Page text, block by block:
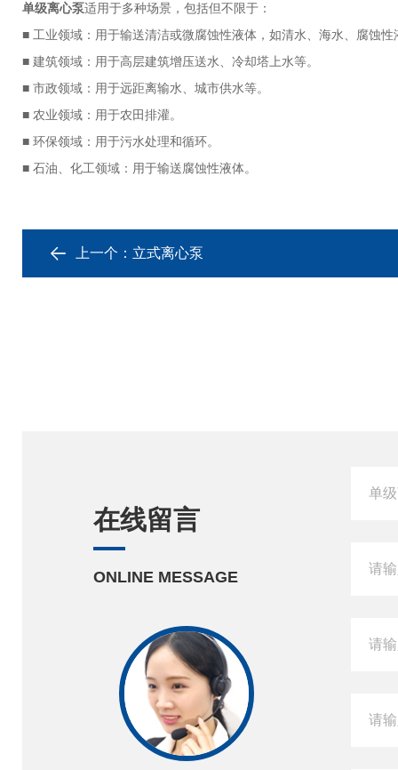
单级离心泵适用于多种场景，包括但不限于：
■ 工业领域：用于输送清洁或微腐蚀性液体，如清水、海水、腐蚀性
■ 建筑领域：用于高层建筑增压送水、冷却塔上水等。
■ 市政领域：用于远距离输水、城市供水等。
■ 农业领域：用于农田排灌。
■ 环保领域：用于污水处理和循环。
■ 石油、化工领域：用于输送腐蚀性液体。
上一个： 立式离心泵
在线留言
ONLINE MESSAGE